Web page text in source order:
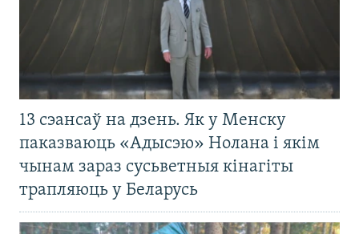
13 сэансаў на дзень. Як у Менску
паказваюць «Адысэю» Нолана і якім
чынам зараз сусьветныя кінагіты
трапляюць у Беларусь